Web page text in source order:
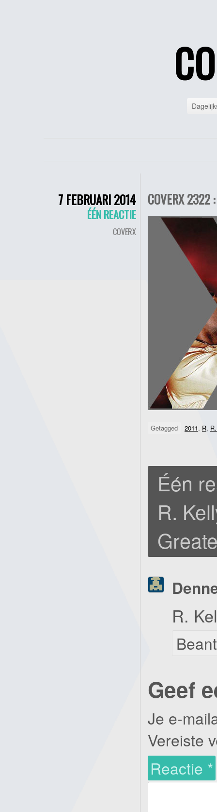
7 FEBRUARI 2014
ÉÉN REACTIE
COVERX
COVERX 2322
Getagged 2011, R,
Één
R.
R.
Geef
Je e-
Vereiste
Reactie *